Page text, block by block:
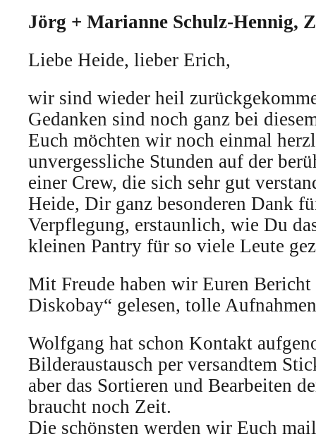
Jörg + Marianne Schulz-Hennig,
Liebe Heide, lieber Erich,
wir sind wieder heil
Gedanken sind noch ganz bei
Euch möchten wir noch einmal
unvergessliche Stunden auf der
einer Crew, die sich sehr gut
Heide, Dir ganz besonderen Dank
Verpflegung, erstaunlich, wie Du
kleinen Pantry für so viele Leute
Mit Freude haben wir Euren
Diskobay“ gelesen, tolle
Wolfgang hat schon Kontakt
Bilderaustausch per versandtem
aber das Sortieren und Bearbeiten
braucht noch Zeit.
Die schönsten werden wir Euch